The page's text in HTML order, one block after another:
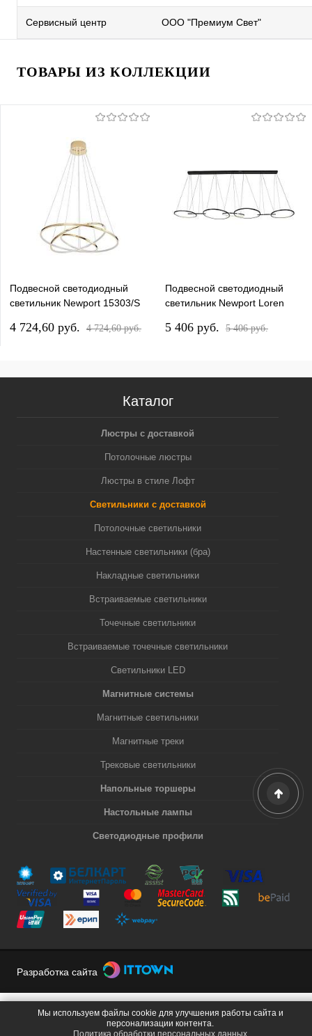
Сервисный центр ООО "Премиум Свет"
ТОВАРЫ ИЗ КОЛЛЕКЦИИ
Подвесной светодиодный
светильник Newport 15303/S
4 724,60 pуб. 4 724,60 pуб.
Подвесной светодиодный
светильник Newport Loren
М0068990
5 406 pуб. 5 406 pуб.
Каталог
Люстры с доставкой
Потолочные люстры
Люстры в стиле Лофт
Светильники с доставкой
Потолочные светильники
Настенные светильники (бра)
Накладные светильники
Встраиваемые светильники
Точечные светильники
Встраиваемые точечные светильники
Светильники LED
Магнитные системы
Магнитные светильники
Магнитные треки
Трековые светильники
Напольные торшеры
Настольные лампы
Светодиодные профили
Разработка сайта
Мы используем файлы cookie для улучшения работы сайта и
персонализации контента.
Политика обработки персональных данных